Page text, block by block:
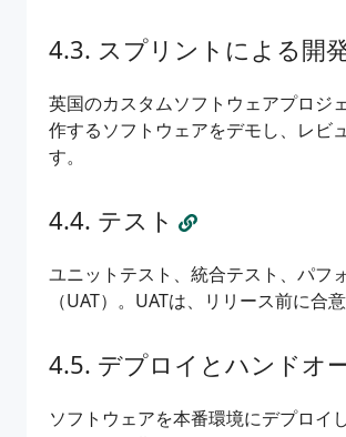
スプリントによる開
英国のカスタムソフトウェアプロジ
作するソフトウェアをデモし、レビ
す。
テスト
ユニットテスト、統合テスト、パフ
（UAT）。UATは、リリース前に合
デプロイとハンドオ
ソフトウェアを本番環境にデプロイ